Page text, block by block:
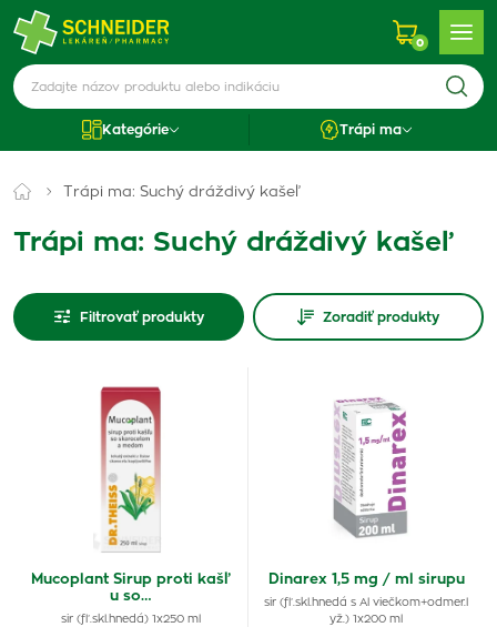
0
Kategórie Trápi ma
Trápi ma: Suchý dráždivý kašeľ
Trápi ma: Suchý dráždivý kašeľ
Filtrovať produkty Zoradiť produkty
Mucoplant Sirup proti kašľ
u so…
sir (fľ.skl.hnedá) 1x250 ml
Dinarex 1,5 mg / ml sirupu
sir (fľ.skl.hnedá s Al viečkom+odmer.l
yž.) 1x200 ml